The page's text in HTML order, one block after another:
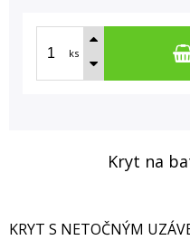
ks
Kryt na
KRYT S NETOČNÝM